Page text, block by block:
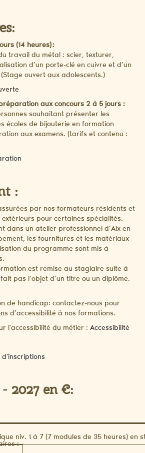
(14 heures) :
travail du métal : scier, texturer,
d’un porte-clé en cuivre et d’un
ouvert aux adolescents.)
aux concours 2 à 5 jours :
souhaitant présenter les
écoles de bijouterie en formation
aux examens. (tarifs et contenu :
:
par nos formateurs résidents et
pour certaines spécialités.
dans un atelier professionnel d’Aix en
les fournitures et les matériaux
du programme sont mis à
est remise au stagiaire suite à
pas l’objet d’un titre ou un diplôme.
de handicap: contactez-nous pour
d’accessibilité à nos formations.
l'accessibilité du métier : Accessibilité
d'inscriptions
2027 en €:
niv. 1 à 7 (7 modules de 35 heures) en
: